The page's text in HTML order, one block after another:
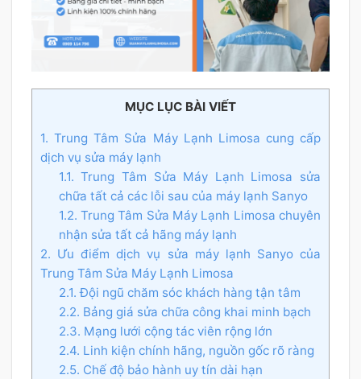
MỤC LỤC BÀI VIẾT
1. Trung Tâm Sửa Máy Lạnh Limosa cung cấp
dịch vụ sửa máy lạnh
1.1. Trung Tâm Sửa Máy Lạnh Limosa sửa
chữa tất cả các lỗi sau của máy lạnh Sanyo
1.2. Trung Tâm Sửa Máy Lạnh Limosa chuyên
nhận sửa tất cả hãng máy lạnh
2. Ưu điểm dịch vụ sửa máy lạnh Sanyo của
Trung Tâm Sửa Máy Lạnh Limosa
2.1. Đội ngũ chăm sóc khách hàng tận tâm
2.2. Bảng giá sửa chữa công khai minh bạch
2.3. Mạng lưới cộng tác viên rộng lớn
2.4. Linh kiện chính hãng, nguồn gốc rõ ràng
2.5. Chế độ bảo hành uy tín dài hạn